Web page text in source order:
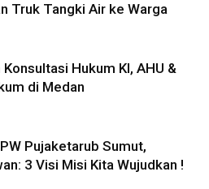
Truk Tangki Air ke Warga
Konsultasi Hukum KI, AHU &
di Medan
Pujaketarub Sumut,
3 Visi Misi Kita Wujudkan !